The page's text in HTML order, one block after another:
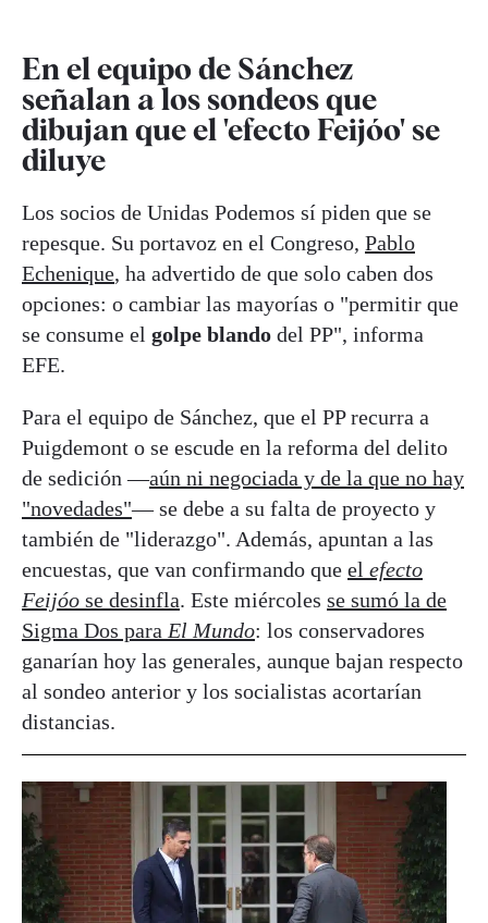
En el equipo de Sánchez
señalan a los sondeos que
dibujan que el 'efecto Feijóo' se
diluye
Los socios de Unidas Podemos sí piden que se
repesque. Su portavoz en el Congreso, Pablo
Echenique, ha advertido de que solo caben dos
opciones: o cambiar las mayorías o "permitir que
se consume el golpe blando del PP", informa
EFE.
Para el equipo de Sánchez, que el PP recurra a
Puigdemont o se escude en la reforma del delito
de sedición —aún ni negociada y de la que no hay
"novedades"— se debe a su falta de proyecto y
también de "liderazgo". Además, apuntan a las
encuestas, que van confirmando que el efecto
Feijóo se desinfla. Este miércoles se sumó la de
Sigma Dos para El Mundo: los conservadores
ganarían hoy las generales, aunque bajan respecto
al sondeo anterior y los socialistas acortarían
distancias.